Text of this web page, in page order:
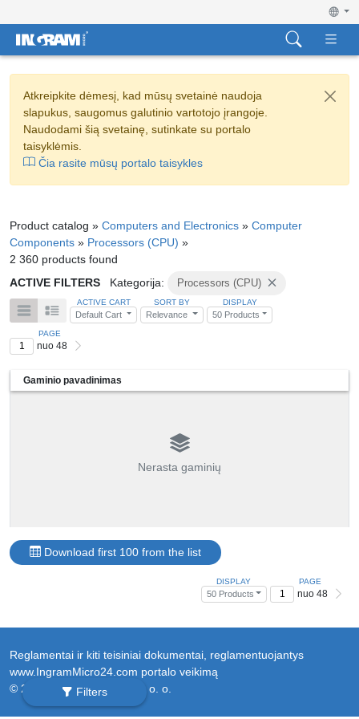
Atkreipkite dėmesį, kad mūsų svetainė naudoja
slapukus, saugomus galutinio vartotojo įrangoje.
Naudodami šią svetainę, sutinkate su portalo
taisyklėmis.
Čia rasite mūsų portalo taisykles
Product catalog » Computers and Electronics » Computer
Components » Processors (CPU) »
2 360 products found
ACTIVE FILTERS
Kategorija: Processors (CPU)
ACTIVE CART
Default Cart
SORT BY
Relevance
DISPLAY
50 Products
PAGE
nuo 48
Filters
Gaminio pavadinimas
Nerasta gaminių
Download first 100 from the list
DISPLAY
50 Products
PAGE
nuo 48
Reglamentai ir kiti teisiniai dokumentai, reglamentuojantys
www.IngramMicro24.com portalo veikimą
© 2026 Ingram Micro Sp. z o. o.